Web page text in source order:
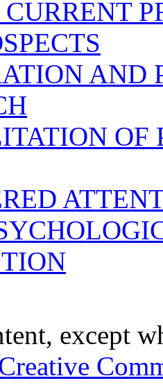
AND
OF
except